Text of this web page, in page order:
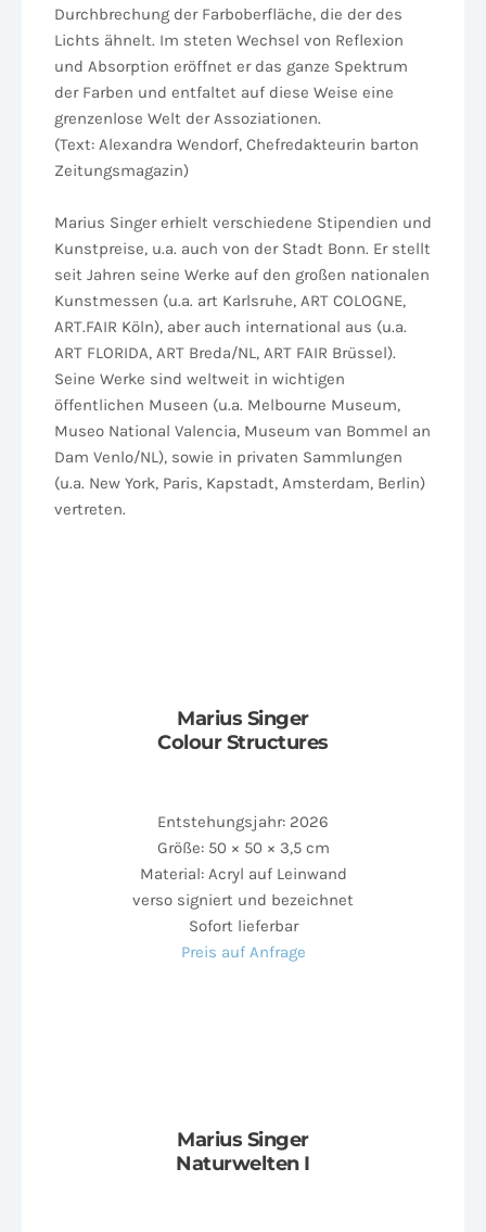
Durchbrechung der Farboberfläche, die der des
Lichts ähnelt. Im steten Wechsel von Reflexion
und Absorption eröffnet er das ganze Spektrum
der Farben und entfaltet auf diese Weise eine
grenzenlose Welt der Assoziationen.
(Text: Alexandra Wendorf, Chefredakteurin barton
Zeitungsmagazin)
Marius Singer erhielt verschiedene Stipendien und
Kunstpreise, u.a. auch von der Stadt Bonn. Er stellt
seit Jahren seine Werke auf den großen nationalen
Kunstmessen (u.a. art Karlsruhe, ART COLOGNE,
ART.FAIR Köln), aber auch international aus (u.a.
ART FLORIDA, ART Breda/NL, ART FAIR Brüssel).
Seine Werke sind weltweit in wichtigen
öffentlichen Museen (u.a. Melbourne Museum,
Museo National Valencia, Museum van Bommel an
Dam Venlo/NL), sowie in privaten Sammlungen
(u.a. New York, Paris, Kapstadt, Amsterdam, Berlin)
vertreten.
Marius Singer
Colour Structures
Entstehungsjahr: 2026
Größe: 50 × 50 × 3,5 cm
Material: Acryl auf Leinwand
verso signiert und bezeichnet
Sofort lieferbar
Preis auf Anfrage
Marius Singer
Naturwelten I